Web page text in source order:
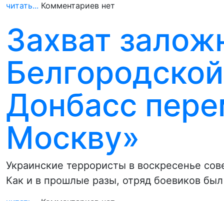
читать... Комментариев нет
Захват
Донбасс
Москву»
Украинские террористы в воскресенье
Как и в прошлые разы, отряд боевиков